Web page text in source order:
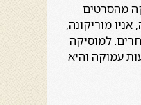
מהסרטים
אניו מוריקונה,
למוסיקה
עמוקה והיא